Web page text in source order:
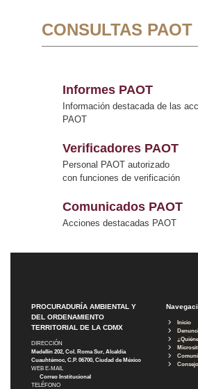
CONSULTAS PAOT
Informes PAOT
Información destacada de las
PAOT
Verificadores PAOT
Personal PAOT autorizado
con funciones de verificación
Comunicados PAOT
Acciones destacadas PAOT
PROCURADURÍA AMBIENTAL Y
DEL ORDENAMIENTO
TERRITORIAL DE LA CDMX
DIRECCIÓN
Medellín 202, Col. Roma Sur, Alcaldía
Cuauhtémoc, C.P. 06700, Ciudad de México
WEB E-MAIL
Correo Institucional
TELÉFONO
Inicio